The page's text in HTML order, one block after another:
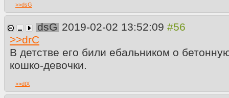
>>dsG
dsG 2019-02-02 13:52:09
>>drC
В детстве его били ебальником о
кошко-девочки.
>>dtX